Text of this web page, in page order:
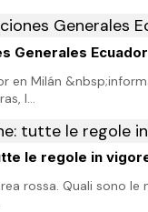
Generales
en Milán
l…
le regole in
rossa. Quali sono